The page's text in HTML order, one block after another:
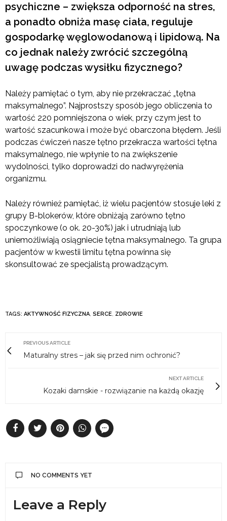
psychiczne – zwiększa odporność na stres,
a ponadto obniża masę ciała, reguluje
gospodarkę węglowodanową i lipidową. Na
co jednak należy zwrócić szczególną
uwagę podczas wysiłku fizycznego?
Należy pamiętać o tym, aby nie przekraczać „tętna
maksymalnego”. Najprostszy sposób jego obliczenia to
wartość 220 pomniejszona o wiek, przy czym jest to
wartość szacunkowa i może być obarczona błędem. Jeśli
podczas ćwiczeń nasze tętno przekracza wartości tętna
maksymalnego, nie wpłynie to na zwiększenie
wydolności, tylko doprowadzi do nadwyrężenia
organizmu.
Należy również pamiętać, iż wielu pacjentów stosuje leki z
grupy B-blokerów, które obniżają zarówno tętno
spoczynkowe (o ok. 20-30%) jak i utrudniają lub
uniemożliwiają osiągniecie tętna maksymalnego. Ta grupa
pacjentów w kwestii limitu tętna powinna się
skonsultować ze specjalistą prowadzącym.
TAGS: AKTYWNOŚĆ FIZYCZNA, SERCE, ZDROWIE
PREVIOUS ARTICLE
Maturalny stres – jak się przed nim ochronić?
NEXT ARTICLE
Kozaki damskie - rozwiązanie na każdą okazję
NO COMMENTS YET
Leave a Reply